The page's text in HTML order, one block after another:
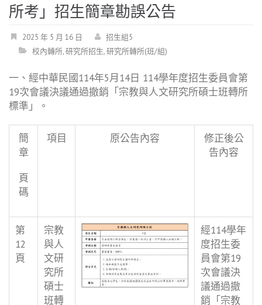
所考」招生簡章勘誤公告
2025 年 5 月 16 日
招生組5
校內轉所,研究所招生,研究所轉所(班/組)
一、經中華民國114年5月14日 114學年度招生委員會第
19次會議決議通過撤銷「宗教與人文研究所碩士班轉所
標準」。
簡
章
頁
碼
項目 原公告內容
修正後公
告內容
第
12
頁
宗教
與人
文研
究所
碩士
班轉
經114學年
度招生委
員會第19
次會議決
議通過撤
銷「宗教